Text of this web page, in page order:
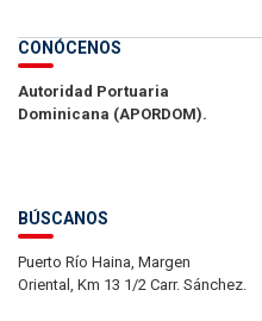
CONÓCENOS
Autoridad Portuaria
Dominicana (APORDOM).
BÚSCANOS
Puerto Río Haina, Margen
Oriental, Km 13 1/2 Carr. Sánchez.